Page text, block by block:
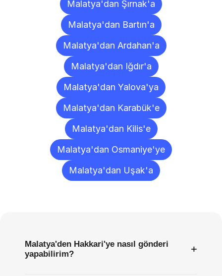
Malatya'dan Şırnak'a
Malatya'dan Bartın'a
Malatya'dan Ardahan'a
Malatya'dan Iğdır'a
Malatya'dan Yalova'ya
Malatya'dan Karabük'e
Malatya'dan Kilis'e
Malatya'dan Osmaniye'ye
Malatya'dan Uşak'a
Malatya'den Hakkari'ye nasıl gönderi
yapabilirim?
+